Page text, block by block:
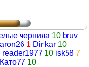
чернила 10 bruv
1 Dinkar 10
reader1977 10 isk58 7
Като77 10